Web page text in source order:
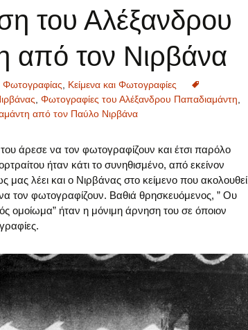
Σπουδαίοι Φωτογράφοι
Φωτογραφικός
Φωτογραφικές μηχανές
Φωτογραφικοί Φακοί
του Αλέξανδρου
από τον Νιρβάνα
Φωτογραφίας
Κείμενα και Φωτογραφίες
Φωτογραφίες του Αλέξανδρου Παπαδιαμάντη
από τον Παύλο Νιρβάνα
άρεσε να τον φωτογραφίζουν και έτσι παρόλο
ήταν κάτι το συνηθισμένο, από εκείνον
λέει και ο Νιρβάνας στο κείμενο που ακολουθεί
τον φωτογραφίζουν. Βαθιά θρησκευόμενος, ” Ου
ομοίωμα” ήταν η μόνιμη άρνηση του σε όποιον